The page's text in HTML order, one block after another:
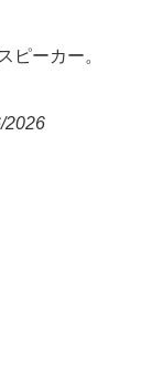
ピーカー。
2026